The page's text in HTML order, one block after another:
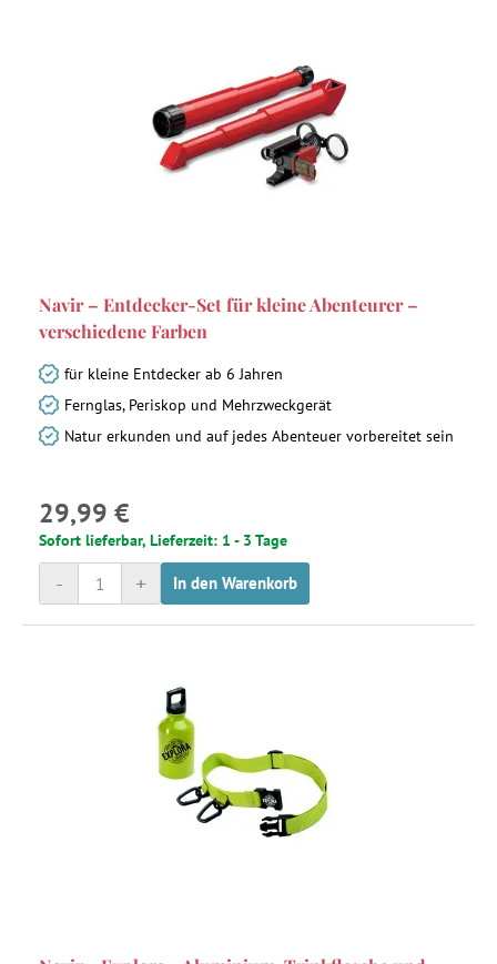
Navir – Entdecker-Set für kleine Abenteurer –
verschiedene Farben
für kleine Entdecker ab 6 Jahren
Fernglas, Periskop und Mehrzweckgerät
Natur erkunden und auf jedes Abenteuer vorbereitet sein
29,99 €
Sofort lieferbar, Lieferzeit: 1 - 3 Tage
+
- In den Warenkorb